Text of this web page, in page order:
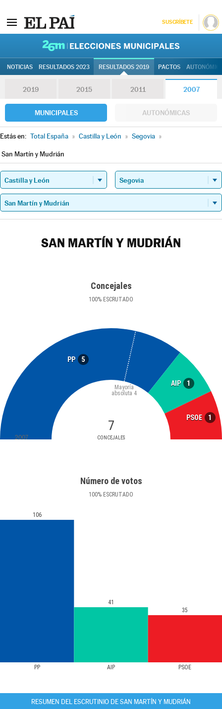
SUSCRÍBETE
NOTICIAS RESULTADOS 2023 RESULTADOS 2019 PACTOS
2019 2015 2011 2007
MUNICIPALES AUTONÓMICAS
Estás en: Total España » Castilla y León » Segovia »
San Martín y Mudrián
SAN MARTÍN Y MUDRIÁN
Concejales
100% ESCRUTADO
PP 5
AIP 1
PSOE 1
7
CONCEJALES
Mayoría
absoluta 4
2007
Número de votos
100% ESCRUTADO
PP AIP PSOE
106
41
35
RESUMEN DEL ESCRUTINIO DE SAN MARTÍN Y MUDRIÁN